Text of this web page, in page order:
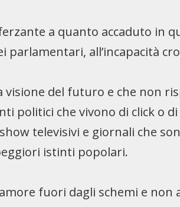
a quanto accaduto in
all’incapacità
del futuro e che non
politici che vivono di click o
televisivi e giornali che
istinti popolari.
fuori dagli schemi e non